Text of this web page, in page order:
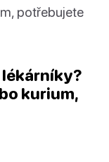
potřebujete
lékárníky?
kurium,